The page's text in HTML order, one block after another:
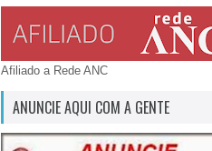
Afiliado a Rede ANC
ANUNCIE AQUI COM A GENTE